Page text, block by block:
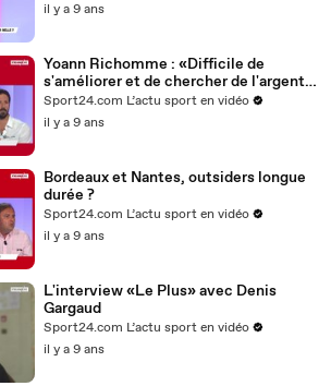
il y a 9 ans
Yoann Richomme : «Difficile de
s'améliorer et de chercher de l'argent
en même temps»
Sport24.com L’actu sport en vidéo
il y a 9 ans
Bordeaux et Nantes, outsiders longue
durée ?
Sport24.com L’actu sport en vidéo
il y a 9 ans
L'interview «Le Plus» avec Denis
Gargaud
Sport24.com L’actu sport en vidéo
il y a 9 ans